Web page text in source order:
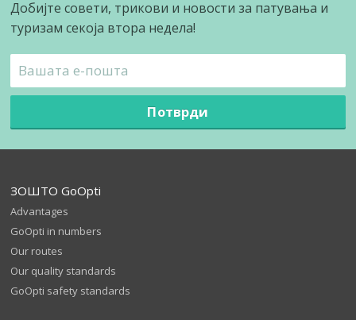
Добијте совети, трикови и новости за патувања и
туризам секоја втора недела!
Потврди
ЗОШТО GoOpti
Advantages
GoOpti in numbers
Our routes
Our quality standards
GoOpti safety standards